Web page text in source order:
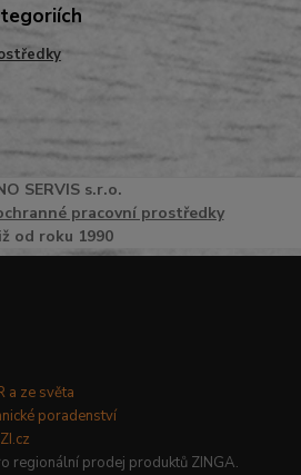
SERVISs.r.o.
pracovní prostředky
od roku 1990
a ze světa
poradenství
regionální prodej produktů ZINGA.